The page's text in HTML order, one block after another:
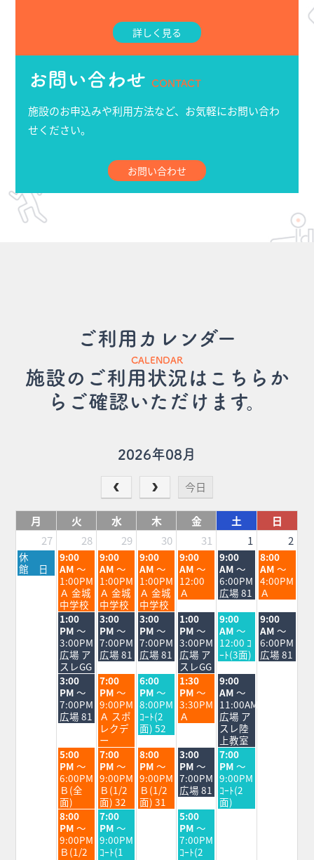
詳しく見る
お問い合わせCONTACT
施設のお申込みや利用方法など、お気軽にお問い合わ
せください。
お問い合わせ
ご利用カレンダー
CALENDAR
施設のご利用状況はこちらか
らご確認いただけます。
2026年08月
今日
月 火 水 木 金 土
日
27
28 29 30 31 1 2
月
曜
日,
休
館 日
火
曜
日,
7
月
28th
2026
9:00
AM ～
1:00PM
Ａ 金城
中学校
水
曜
日,
7
月
29th
2026
9:00
AM ～
1:00PM
Ａ 金城
中学校
木
曜
日,
7
月
30th
2026
9:00
AM ～
1:00PM
Ａ 金城
中学校
金
曜
日,
7
月
31st
2026
9:00
AM ～
12:00
Ａ
土
曜
日,
8
月
1st
2026
9:00
AM ～
6:00PM
広場 81
日
曜
日,
8
月
2nd
2026
8:00
AM ～
4:00PM
Ａ
火
曜
日,
7
月
28th
2026
1:00
PM ～
3:00PM
広場 ア
スレGG
水
曜
日,
7
月
29th
2026
3:00
PM ～
7:00PM
広場 81
木
曜
日,
7
月
30th
2026
3:00
PM ～
7:00PM
広場 81
金
曜
日,
7
月
31st
2026
1:00
PM ～
3:00PM
広場 ア
スレGG
土
曜
日,
8
月
1st
2026
9:00
AM ～
12:00 ｺ
ｰﾄ(3面)
日
曜
日,
8
月
9:00
AM ～
6:00PM
広場 81
火
曜
日,
7
月
2026
3:00
PM ～
7:00PM
広場 81
水
曜
日,
7
月
29th
2026
7:00
PM ～
9:00PM
Ａ スポ
レクデ
ー
木
曜
日,
7
月
30th
2026
6:00
PM ～
8:00PM
ｺｰﾄ(2
面) 52
金
曜
日,
7
月
2026
1:30
PM ～
3:30PM
Ａ
土
曜
日,
8
月
1st
2026
9:00
AM ～
11:00AM
広場 ア
スレ陸
上教室
火
曜
日,
7
月
28th
2026
5:00
PM ～
6:00PM
Ｂ(全
面)
水
曜
日,
7
月
29th
2026
7:00
PM ～
9:00PM
Ｂ(1/2
面) 32
木
曜
日,
7
月
30th
8:00
PM ～
9:00PM
Ｂ(1/2
面) 31
金
曜
日,
7
月
31st
2026
3:00
PM ～
7:00PM
広場 81
土
曜
日,
8
月
1st
7:00
PM ～
9:00PM
ｺｰﾄ(2
面)
火
曜
日,
7
8:00
PM ～
9:00PM
Ｂ(1/2
水
曜
日,
7
7:00
PM ～
9:00PM
ｺｰﾄ(1
金
曜
日,
7
5:00
PM ～
7:00PM
ｺｰﾄ(2